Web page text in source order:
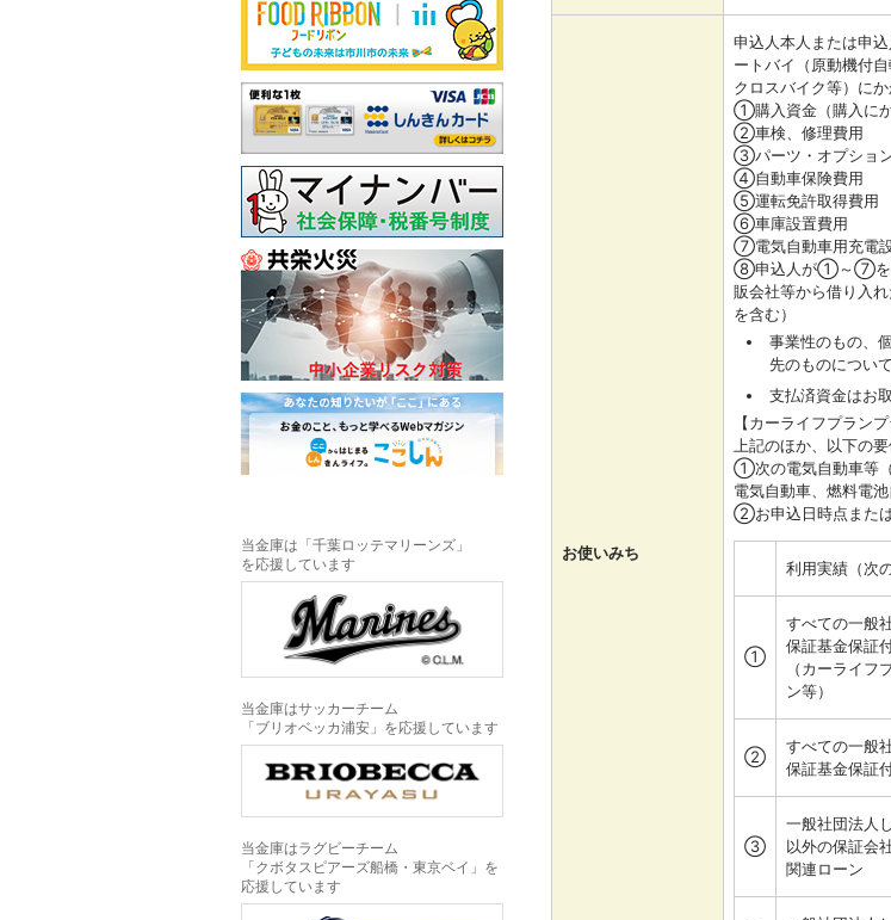
当金庫は「千葉ロッテマリーンズ」
を応援しています
当金庫はサッカーチーム
「ブリオベッカ浦安」を応援しています
当金庫はラグビーチーム
「クボタスピアーズ船橋・東京ベイ」を
応援しています
お使いみち
申込人本人または申
ートバイ（原動機付
クロスバイク等）に
①購入資金（購入にか
②車検、修理費用
③パーツ・オプショ
④自動車保険費用
⑤運転免許取得費用
⑥車庫設置費用
⑦電気自動車用充電
⑧申込人が①～⑦を使
販会社等から借り入
を含む）
事業性のもの、
先のものについ
支払済資金はお
【カーライフプラン
上記のほか、以下の
①次の電気自動車等
電気自動車、燃料電
②お申込日時点また
利用実績（次
①
すべての一般
保証基金保証
（カーライフ
ン等）
②
すべての一般
保証基金保証
③
一般社団法人
以外の保証会
関連ローン